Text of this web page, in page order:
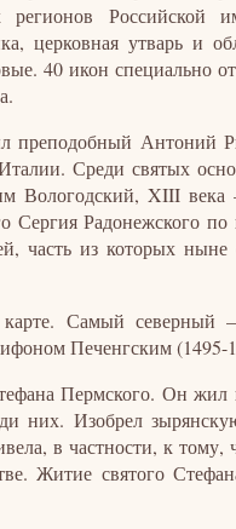
регионов
церковная утварь и
40 икон специально
преподобный Антоний
Среди святых
Вологодский, XIII
Радонежского
часть из которых ныне
карте. Самый
Печенгским (1495-
Пермского. Он
них. Изобрел
в частности, к тому,
Житие святого